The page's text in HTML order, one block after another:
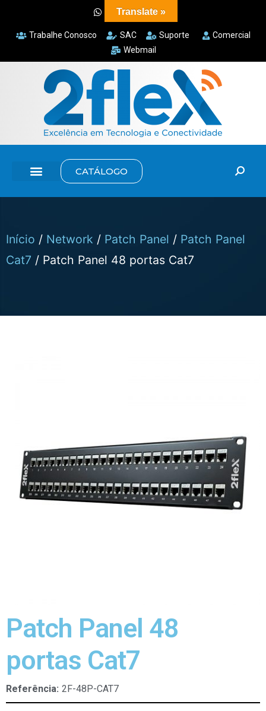
Trabalhe Conosco SAC Suporte
Comercial
Webmail
CATÁLOGO
Início / Network / Patch Panel / Patch Panel
Cat7 / Patch Panel 48 portas Cat7
Patch Panel 48
portas Cat7
Referência: 2F-48P-CAT7
Translate »